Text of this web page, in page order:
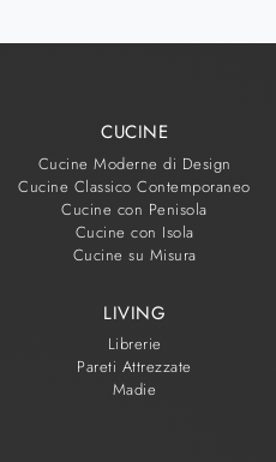
CUCINE
Cucine Moderne di Design
Cucine Classico Contemporaneo
Cucine con Penisola
Cucine con Isola
Cucine su Misura
LIVING
Librerie
Pareti Attrezzate
Madie